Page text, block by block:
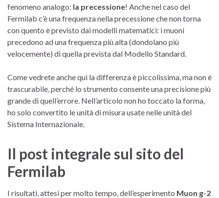
fenomeno analogo: la precessione! Anche nel caso del
Fermilab c’è una frequenza nella precessione che non torna
con quento è previsto dai modelli matematici: i muoni
precedono ad una frequenza più alta (dondolano più
velocemente) di quella prevista dal Modello Standard.
Come vedrete anche qui la differenza è piccolissima, ma non è
trascurabile, perché lo strumento consente una precisione più
grande di quell’errore. Nell’articolo non ho toccato la forma,
ho solo convertito le unità di misura usate nelle unità del
Sistema Internazionale.
Il post integrale sul sito del
Fermilab
I risultati, attesi per molto tempo, dell’esperimento Muon g-2